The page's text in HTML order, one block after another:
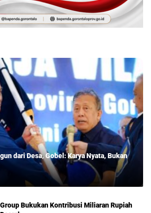
dari Desa, Gobel: Karya Nyata, Bukan
Bukukan Kontribusi Miliaran Rupiah